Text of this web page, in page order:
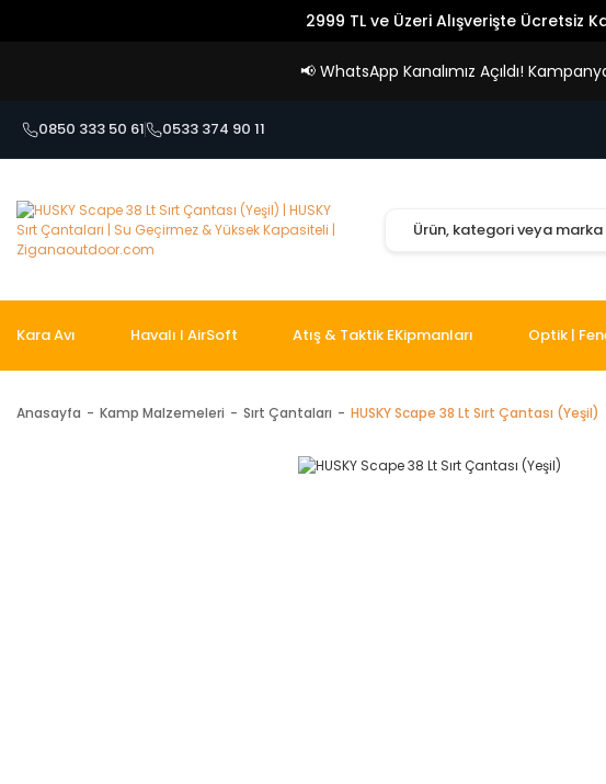
2999 TL ve Üzeri Alışverişte Ücretsiz
📢 WhatsApp Kanalımız Açıldı!
0850 333 50 61 0533 374 90 11
Kara Avı Havalı I AirSoft Atış & Taktik EKipmanları Optik |
Anasayfa Kamp Malzemeleri Sırt Çantaları HUSKY Scape 38 Lt Sırt Çantası (Yeşil)